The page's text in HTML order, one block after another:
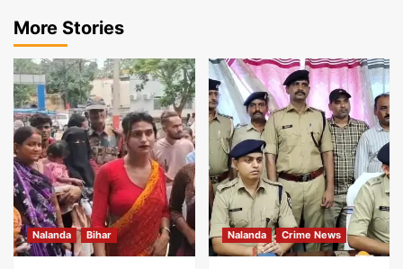
More Stories
Nalanda Bihar Nalanda Crime News